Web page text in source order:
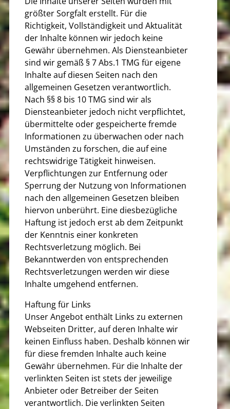
größter Sorgfalt erstellt. Für die
Richtigkeit, Vollständigkeit und Aktualität
der Inhalte können wir jedoch keine
Gewähr übernehmen. Als Diensteanbieter
sind wir gemäß § 7 Abs.1 TMG für eigene
Inhalte auf diesen Seiten nach den
allgemeinen Gesetzen verantwortlich.
Nach §§ 8 bis 10 TMG sind wir als
Diensteanbieter jedoch nicht verpflichtet,
übermittelte oder gespeicherte fremde
Informationen zu überwachen oder nach
Umständen zu forschen, die auf eine
rechtswidrige Tätigkeit hinweisen.
Verpflichtungen zur Entfernung oder
Sperrung der Nutzung von Informationen
nach den allgemeinen Gesetzen bleiben
hiervon unberührt. Eine diesbezügliche
Haftung ist jedoch erst ab dem Zeitpunkt
der Kenntnis einer konkreten
Rechtsverletzung möglich. Bei
Bekanntwerden von entsprechenden
Rechtsverletzungen werden wir diese
Inhalte umgehend entfernen.
Haftung für Links
Unser Angebot enthält Links zu externen
Webseiten Dritter, auf deren Inhalte wir
keinen Einfluss haben. Deshalb können wir
für diese fremden Inhalte auch keine
Gewähr übernehmen. Für die Inhalte der
verlinkten Seiten ist stets der jeweilige
Anbieter oder Betreiber der Seiten
verantwortlich. Die verlinkten Seiten